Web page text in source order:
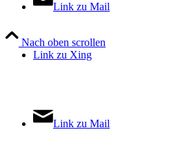
Link zu Xing
Link zu Mail
Link zu Mail
Nach oben scrollen